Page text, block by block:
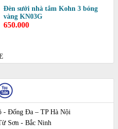
Đèn sưởi nhà tắm Kohn 3 bóng
vàng KN03G
650.000
- Đống Đa – TP Hà Nội
Sơn - Bắc Ninh